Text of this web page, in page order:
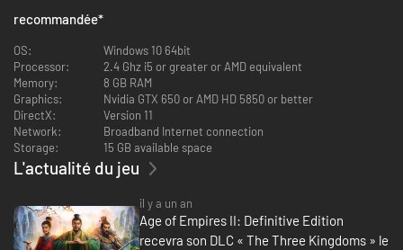
Mapuches
: découvrez le kona, un cavalier de corps-à-corps
infligeant des dégâts accrus aux ennemis blessés, et le cavalier
bolas, une unité montée à distance dont les attaques ralentissent
les mouvements adverses.
guerrier Guecha, un javelinier dont la mort soigne les alliés proches,
ainsi que le garde de temple, un fantassin lourd dont la cadence
d'attaque augmente à mesure qu'il se bat.
recommandée*
OS:
Windows 10 64bit
Processor:
2.4 Ghz i5 or greater or AMD equivalent
Memory:
8 GB RAM
Graphics:
Nvidia GTX 650 or AMD HD 5850 or better
DirectX:
Version 11
Network:
Broadband Internet connection
Storage:
15 GB available space
L'actualité du jeu
il y a un an
Age of Empires II: Definitive Edition
recevra son DLC « The Three Kingdoms » le